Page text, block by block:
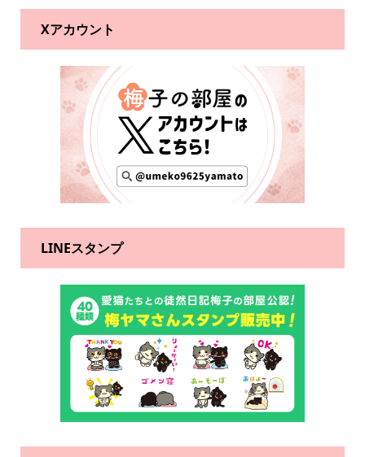
Xアカウント
LINEスタンプ